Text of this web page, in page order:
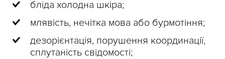
бліда холодна шкіра;
млявість, нечітка мова або бурмотіння;
дезорієнтація, порушення координації,
сплутаність свідомості;